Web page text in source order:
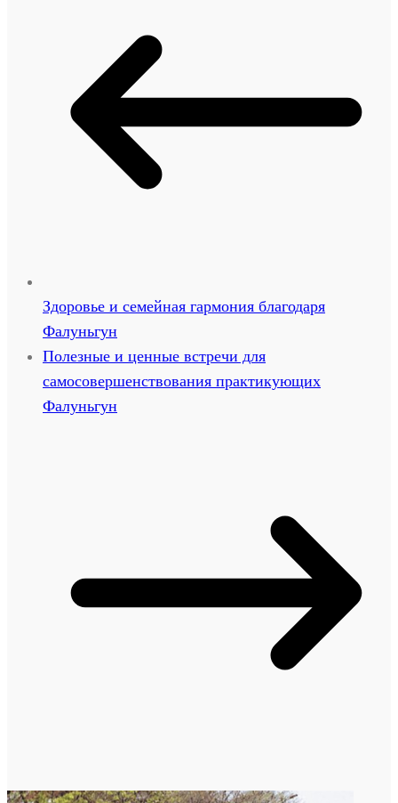
Здоровье и семейная гармония благодаря
Фалуньгун
Полезные и ценные встречи для
самосовершенствования практикующих
Фалуньгун